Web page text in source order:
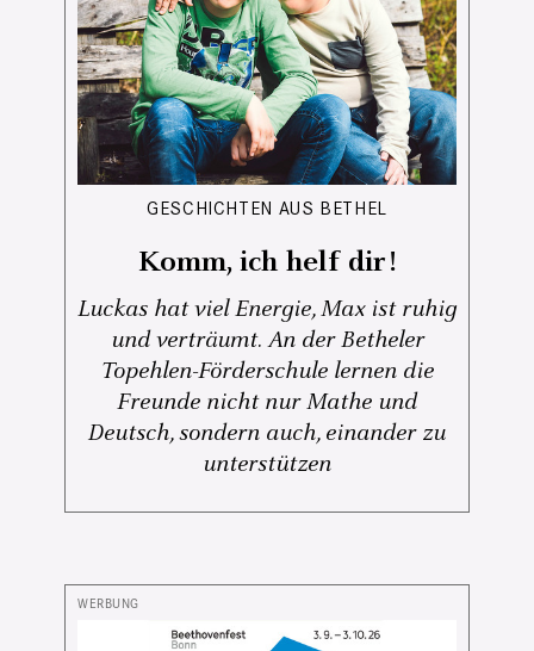
GESCHICHTEN AUS BETHEL
Komm, ich helf dir!
Luckas hat viel Energie, Max ist ruhig
und verträumt. An der Betheler
Topehlen-Förderschule lernen die
Freunde nicht nur Mathe und
Deutsch, sondern auch, einander zu
unterstützen